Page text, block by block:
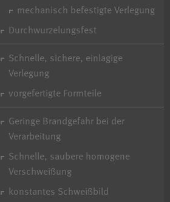
mechanisch befestigte Verlegung
Durchwurzelungsfest
Schnelle, sichere, einlagige
Verlegung
vorgefertigte Formteile
Geringe Brandgefahr bei der
Verarbeitung
Schnelle, saubere homogene
Verschweißung
konstantes Schweißbild